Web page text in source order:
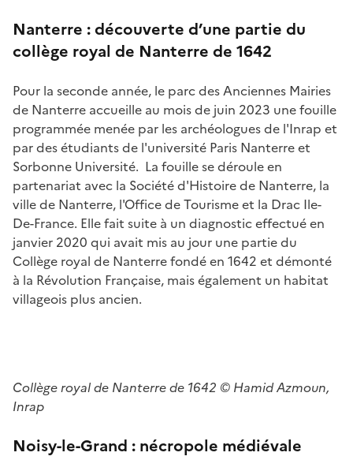
Nanterre :découverte d’une partie du
collège royal de Nanterre de 1642
Pour la seconde année, le parc des Anciennes Mairies
de Nanterre accueille au mois de juin 2023 une fouille
programmée menée par les archéologues de l'Inrap et
par des étudiants de l'université Paris Nanterre et
Sorbonne Université. La fouille se déroule en
partenariat avec la Société d'Histoire de Nanterre, la
ville de Nanterre, l'Office de Tourisme et la Drac Ile-
De-France. Elle fait suite à un diagnostic effectué en
janvier 2020 qui avait mis au jour une partie du
Collège royal de Nanterre fondé en 1642 et démonté
à la Révolution Française, mais également un habitat
villageois plus ancien.
Collège royal de Nanterre de 1642 © Hamid Azmoun,
Inrap
Noisy-le-Grand : nécropole médiévale